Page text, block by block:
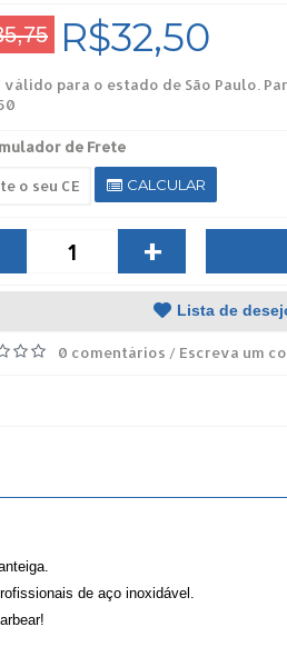
R$32,50
válido para o estado de São Paulo.
de Frete
CALCULAR
+
Lista de
0 comentários / Escreva um
de aço inoxidável.